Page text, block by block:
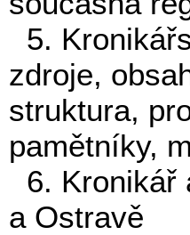
5.
zdroje,
struktura,
pamětníky,
6. Kronikář
a Ostravě